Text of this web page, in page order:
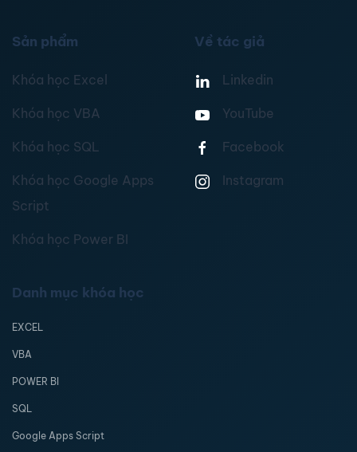
Sản phẩm
Khóa học Excel
Khóa học VBA
Khóa học SQL
Khóa học Google Apps
Script
Khóa học Power BI
Về tác giả
Linkedin
YouTube
Facebook
Instagram
Danh mục khóa học
EXCEL
VBA
POWER BI
SQL
Google Apps Script